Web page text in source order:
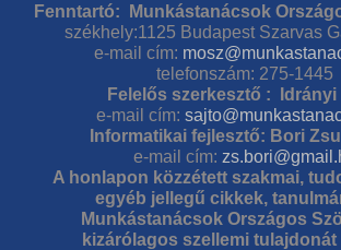
Fenntartó: Munkástanácsok
székhely:1125 Budapest Szarvas
e-mail cím:
telefonszám: 275-1445
Felelős szerkesztő : Idrányi
e-mail cím:
Informatikai fejlesztő: Bori
e-mail cím:
A honlapon közzétett szakmai,
egyéb jellegű cikkek,
Munkástanácsok Országos
kizárólagos szellemi tulajdonát